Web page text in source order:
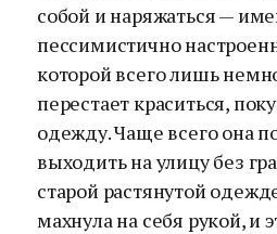
собой и наряжаться —
пессимистично
которой всего лишь
перестает краситься,
одежду. Чаще всего она
выходить на улицу без
старой растянутой
махнула на себя рукой, и